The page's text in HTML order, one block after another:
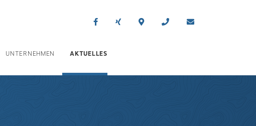
UNTERNEHMEN AKTUELLES